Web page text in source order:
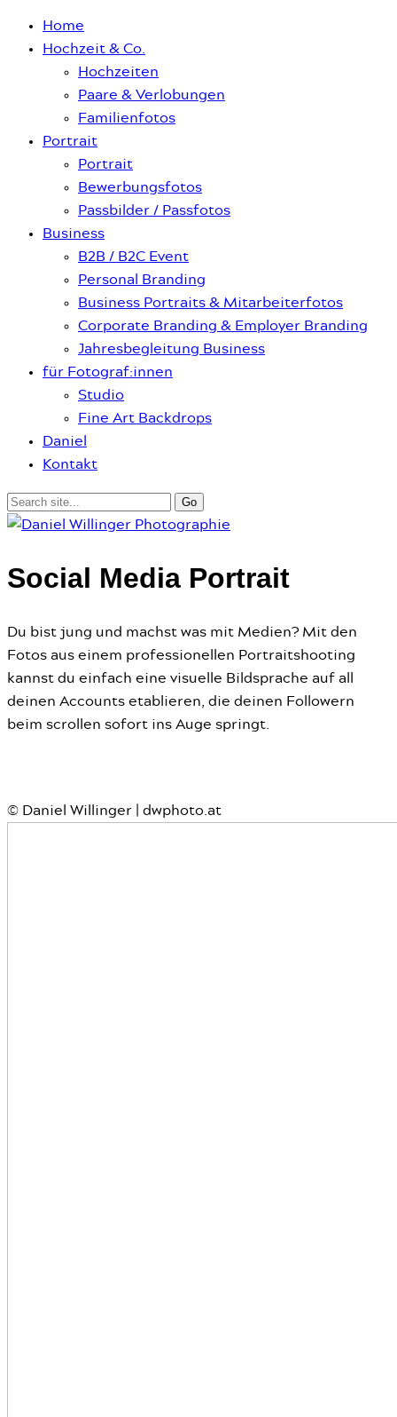
Home
Hochzeit & Co.
Hochzeiten
Paare & Verlobungen
Familienfotos
Portrait
Portrait
Bewerbungsfotos
Passbilder / Passfotos
Business
B2B / B2C Event
Personal Branding
Business Portraits & Mitarbeiterfotos
Corporate Branding & Employer Branding
Jahresbegleitung Business
für Fotograf:innen
Studio
Fine Art Backdrops
Daniel
Kontakt
Social Media Portrait
Du bist jung und machst was mit Medien? Mit den
Fotos aus einem professionellen Portraitshooting
kannst du einfach eine visuelle Bildsprache auf all
deinen Accounts etablieren, die deinen Followern
beim scrollen sofort ins Auge springt.
© Daniel Willinger | dwphoto.at